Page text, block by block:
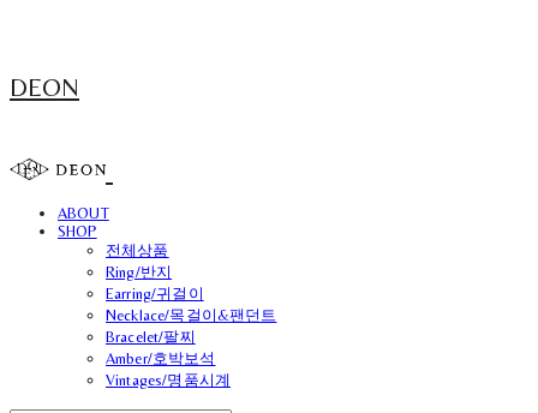
DEON
ABOUT
SHOP
전체상품
Ring/반지
Earring/귀걸이
Necklace/목걸이&팬던트
Bracelet/팔찌
Amber/호박보석
Vintages/명품시계